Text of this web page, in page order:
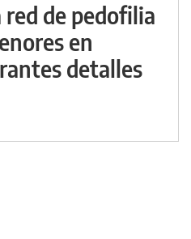
de pedofilia
en
detalles